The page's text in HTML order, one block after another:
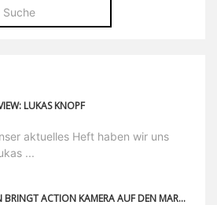
LUKAS KNOPF
aktuelles Heft haben wir uns
...
NIKON BRINGT ACTION KAMERA AUF DEN MARKT